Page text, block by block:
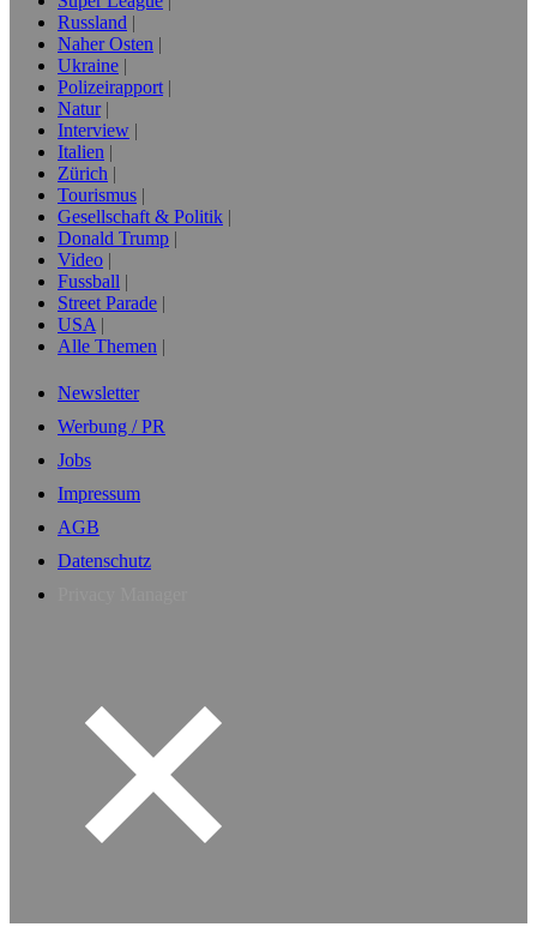
Russland
Naher Osten
Ukraine
Polizeirapport
Natur
Interview
Italien
Zürich
Tourismus
Gesellschaft & Politik
Donald Trump
Video
Fussball
Street Parade
USA
Alle Themen
Newsletter
Werbung / PR
Jobs
Impressum
AGB
Datenschutz